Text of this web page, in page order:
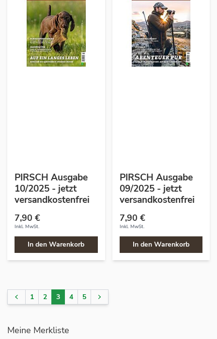
PIRSCH Ausgabe
10/2025 - jetzt
versandkostenfrei
7,90 €
Inkl. MwSt.
In den Warenkorb
PIRSCH Ausgabe
09/2025 - jetzt
versandkostenfrei
7,90 €
Inkl. MwSt.
In den Warenkorb
Seite Seite
1 Seite
2 Sie lesen gerade Seite
3 Seite
4 Seite
5 Seite
Meine Merkliste